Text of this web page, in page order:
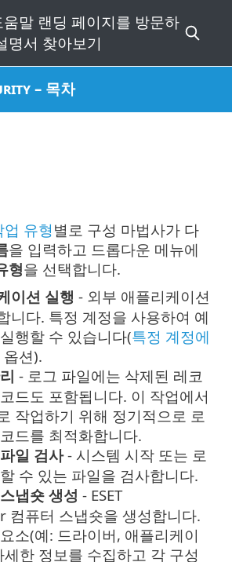
– 목차
업 유형별로 구성 마법사가 다
을 입력하고 드롭다운 메뉴에
형을 선택합니다.
이션 실행 - 외부 애플리케이션
니다. 특정 계정을 사용하여 예
행할 수 있습니다(특정 계정에
옵션).
- 로그 파일에는 삭제된 레코
드도 포함됩니다. 이 작업에서
작업하기 위해 정기적으로 로
드를 최적화합니다.
일 검사- 시스템 시작 또는 로
수 있는 파일을 검사합니다.
냅숏 생성 - ESET
컴퓨터 스냅숏을 생성합니다.
소(예: 드라이버, 애플리케이
한 정보를 수집하고 각 구성